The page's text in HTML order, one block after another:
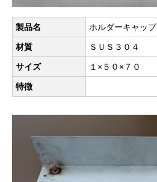
製品名 ホルダーキャップ
材質 ＳＵＳ３０４
サイズ １×５０×７０
特徴